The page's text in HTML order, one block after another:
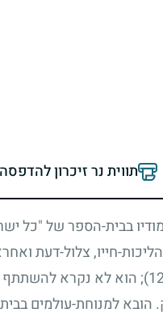
תווית נר זיכרון להדפסה
בבית-הספר של "כל
חייו, צלול-דעת
;הוא לא נקרא להשתתף
הובא למנוחת-עולמים